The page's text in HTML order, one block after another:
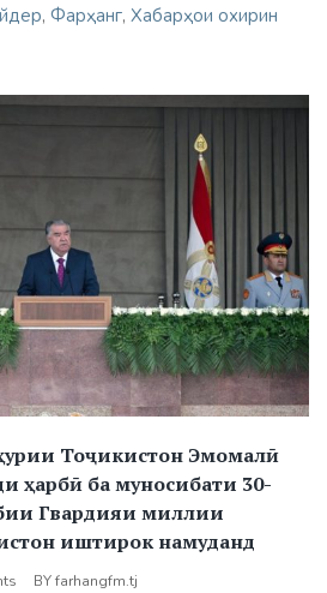
, Фарҳанг, Хабарҳои охирин
Тоҷикистон Эмомалӣ
ҳарбӣ ба муносибати 30-
Гвардияи миллии
иштирок намуданд
BYfarhangfm.tj